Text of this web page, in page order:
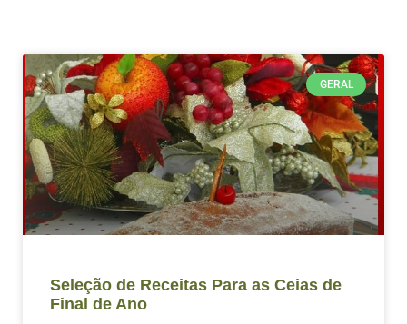
GERAL
Seleção de Receitas Para as Ceias de
Final de Ano